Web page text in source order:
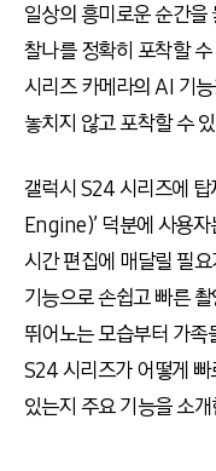
일상의 흥미로운 순간을
찰나를 정확히 포착할
시리즈 카메라의 AI 기
놓치지 않고 포착할 수
갤럭시 S24 시리즈에
Engine)’ 덕분에 사용
시간 편집에 매달릴 필요
기능으로 손쉽고 빠른
뛰어노는 모습부터 가족
S24 시리즈가 어떻게
있는지 주요 기능을 소개